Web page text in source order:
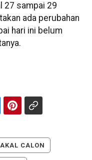
27 sampai 29
ada perubahan
hari ini belum
CALON